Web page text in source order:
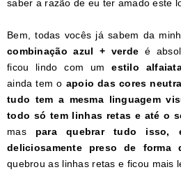
saber a razão de eu ter amado este
Bem, todas vocês já sabem da
combinação azul + verde é
ficou lindo com umestilo
ainda tem o apoio das cores
tudo tem a mesma linguagem
todo só tem linhas retas e até o
mas para quebrar tudo isso,
deliciosamente preso de forma
quebrou as linhas retas e ficou mais